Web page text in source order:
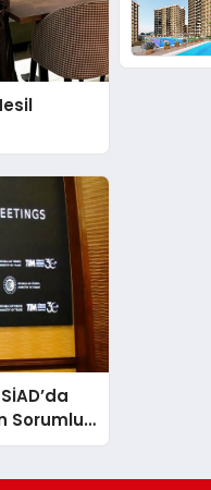
Sorumlu
Oldu